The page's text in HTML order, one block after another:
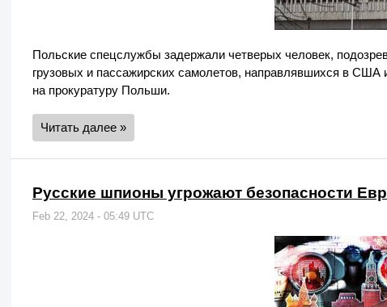
Польские спецслужбы задержали четверых человек,
грузовых и пассажирских самолетов, направлявшихся в
на прокуратуру Польши.
Читать далее »
Русские шпионы угрожают безопасности
Feb 22, 2024 - 05:49 UTC